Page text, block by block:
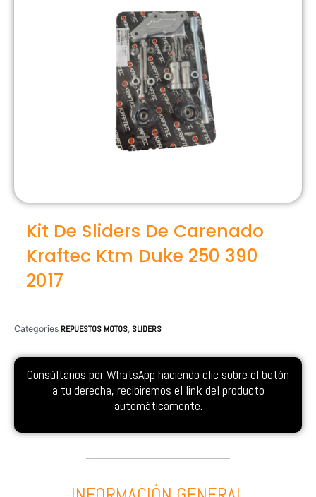
Kit De Sliders De Carenado
Kraftec Ktm Duke 250 390
2017
Categories REPUESTOS MOTOS, SLIDERS
Consúltanos por WhatsApp haciendo clic sobre el botón
a tu derecha, recibiremos el link del producto
automáticamente.